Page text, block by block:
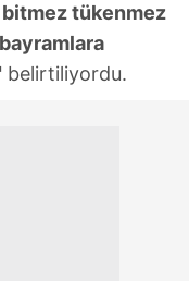
bitmez tükenmez
belirtiliyordu.